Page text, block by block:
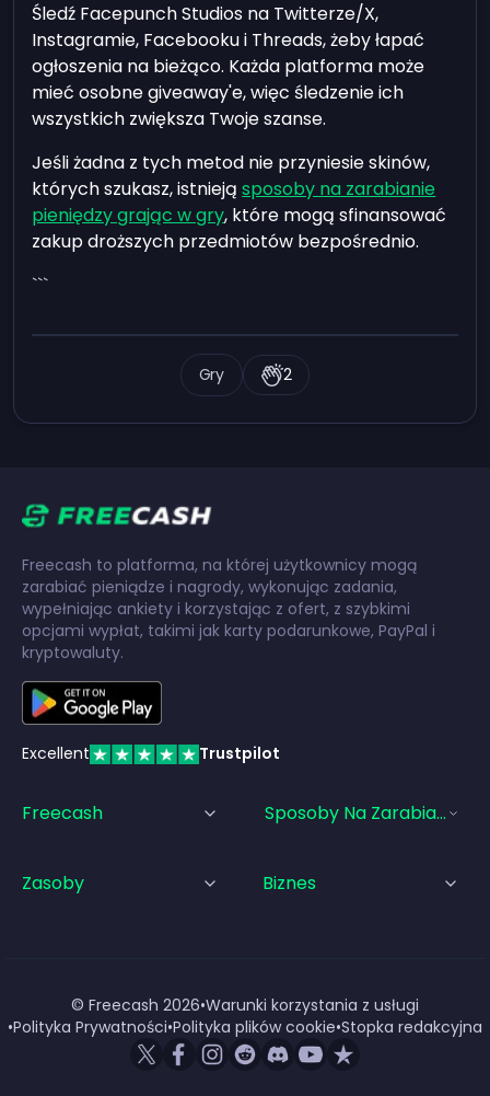
Śledź Facepunch Studios na Twitterze/X,
Instagramie, Facebooku i Threads, żeby łapać
ogłoszenia na bieżąco. Każda platforma może
mieć osobne giveaway'e, więc śledzenie ich
wszystkich zwiększa Twoje szanse.
Jeśli żadna z tych metod nie przyniesie skinów,
których szukasz, istniejąsposoby na zarabianie
pieniędzy grając w gry, które mogą sfinansować
zakup droższych przedmiotów bezpośrednio.
```
Gry 2
Freecash to platforma, na której użytkownicy mogą
zarabiać pieniądze i nagrody, wykonując zadania,
wypełniając ankiety i korzystając z ofert, z szybkimi
opcjami wypłat, takimi jak karty podarunkowe, PayPal i
kryptowaluty.
Excellent Trustpilot
Freecash Sposoby Na Zarabianie
Zasoby Biznes
© Freecash 2026•Warunki korzystania z usługi
•Polityka Prywatności•Polityka plików cookie•Stopka redakcyjna